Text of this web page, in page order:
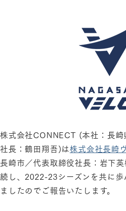
株式会社CONNECT (本社：長
社長：鶴田翔吾)は株式会社長崎
長崎市／代表取締役社⻑：岩下
続し、2022-23シーズンを共に歩
ましたのでご報告いたします。